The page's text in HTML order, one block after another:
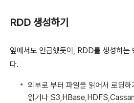
RDD 생성하기
앞에서도 언급했듯이, RDD를 생성하는
다.
외부로 부터 파일을 읽어서 로딩
읽거나